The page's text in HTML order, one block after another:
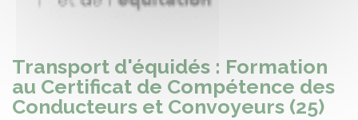
Transport d'équidés : Formation
au Certificat de Compétence des
Conducteurs et Convoyeurs (25)